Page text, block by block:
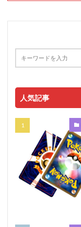
人気記事